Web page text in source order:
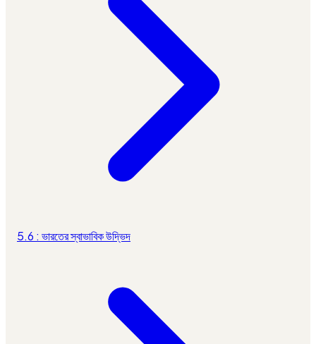
5.6 : ভারতের স্বাভাবিক উদ্ভিদ